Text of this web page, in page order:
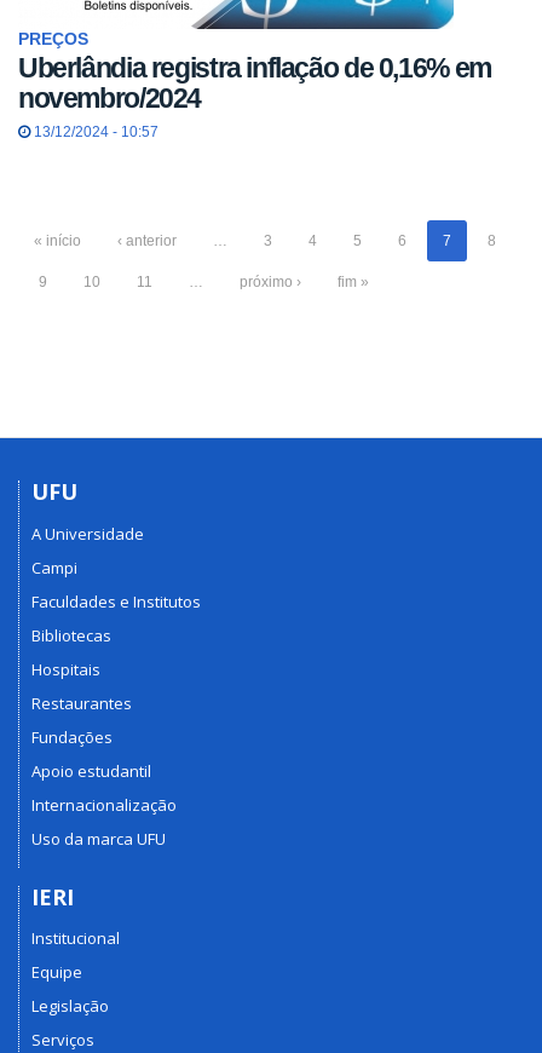
PREÇOS
Uberlândia registra inflação de 0,16% em
novembro/2024
13/12/2024 - 10:57
« início ‹ anterior … 3 4 5 6 7 8
9 10 11 … próximo › fim »
UFU
A Universidade
Campi
Faculdades e Institutos
Bibliotecas
Hospitais
Restaurantes
Fundações
Apoio estudantil
Internacionalização
Uso da marca UFU
IERI
Institucional
Equipe
Legislação
Serviços